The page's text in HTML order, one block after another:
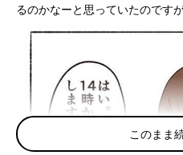
るのかなーと思っていたのです
このまま